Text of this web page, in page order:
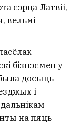
сэрца Латвіі,
вельмі
бізнэсмен у
досыць
і
на пяць